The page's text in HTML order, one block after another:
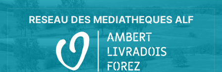
RESEAU DES MEDIATHEQUES ALF